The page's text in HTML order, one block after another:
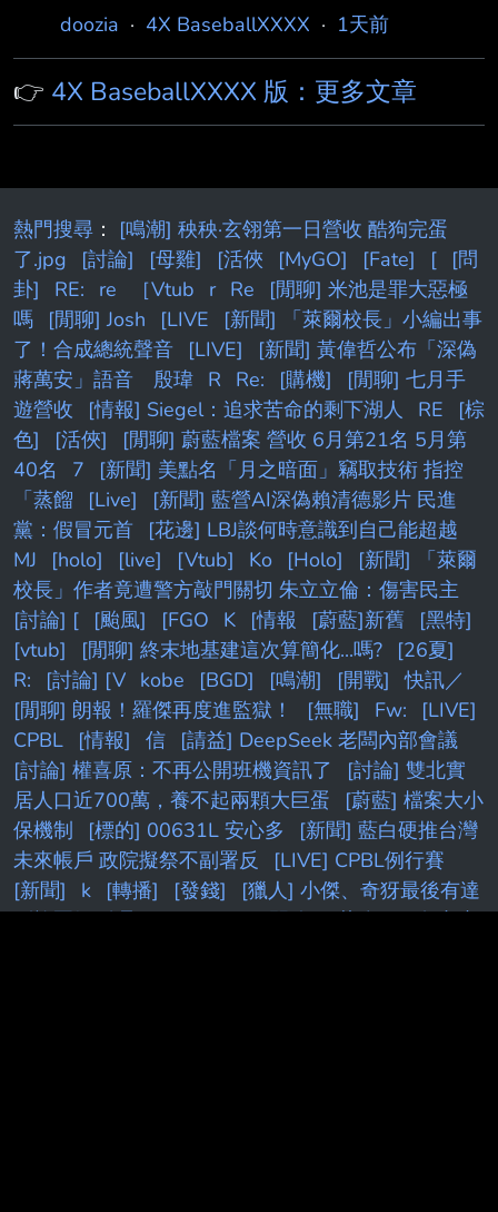
doozia · 4X BaseballXXXX · 1天前
👉 4X BaseballXXXX 版：更多文章
熱門搜尋 ： [鳴潮] 秧秧·玄翎第一日營收 酷狗完蛋
了.jpg
[討論] [母雞] [活俠 [MyGO] [Fate] [
[問
卦]
RE: re ［Vtub r Re
[閒聊] 米池是罪大惡極
嗎
[閒聊] Josh [LIVE
[新聞] 「萊爾校長」小編出事
了！合成總統聲音
[LIVE]
[新聞] 黃偉哲公布「深偽
蔣萬安」語音 殷瑋 R Re: [購機]
[閒聊] 七月手
遊營收
[情報] Siegel：追求苦命的剩下湖人 RE
[棕
色]
[活俠]
[閒聊] 蔚藍檔案 營收 6月第21名 5月第
40名
7
[新聞] 美點名「月之暗面」竊取技術 指控
「蒸餾
[Live]
[新聞] 藍營AI深偽賴清德影片 民進
黨：假冒元首
[花邊] LBJ談何時意識到自己能超越
MJ
[holo] [live] [Vtub] Ko [Holo]
[新聞] 「萊爾
校長」作者竟遭警方敲門關切 朱立立倫：傷害民主
[討論] [
[颱風] [FGO K [情報 [蔚藍]新舊
[黑特]
[vtub]
[閒聊] 終末地基建這次算簡化...嗎?
[26夏]
R:
[討論] [V kobe [BGD] [鳴潮] [開戰]
快訊／
[閒聊] 朗報！羅傑再度進監獄！
[無職] Fw:
[LIVE]
CPBL
[情報] 信
[請益] DeepSeek 老闆內部會議
[討論] 權喜原：不再公開班機資訊了
[討論] 雙北實
居人口近700萬，養不起兩顆大巨蛋
[蔚藍] 檔案大小
保機制
[標的] 00631L 安心多
[新聞] 藍白硬推台灣
未來帳戶 政院擬祭不副署反
[LIVE] CPBL例行賽
[新聞]
k [轉播] [發錢]
[獵人] 小傑、奇犽最後有達
到旅團級別嗎？ F [FGO] [閒聊] [花邊] AE在小孩